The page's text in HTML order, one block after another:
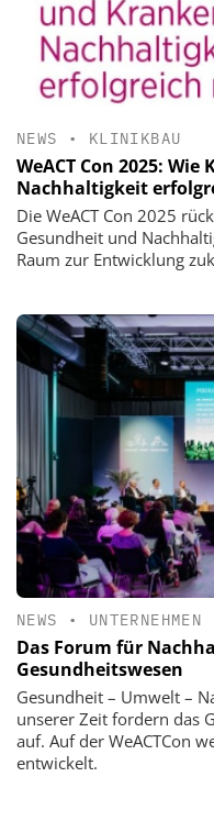
NEWS • KLINIKBAU
WeACT Con 2025:
Nachhaltigkeit
Die WeACT Con 2025
Gesundheit und
Raum zur Entwicklung
NEWS • UNTERNEHMEN
Das Forum für
Gesundheitswesen
Gesundheit – Umwelt –
unserer Zeit fordern das
auf. Auf der WeACTCon
entwickelt.